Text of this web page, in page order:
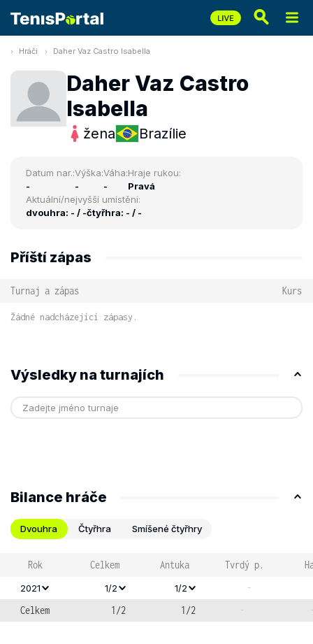
Hráči Daher Vaz Castro Isabella
Daher Vaz Castro
Isabella
žena Brazílie
Datum nar.:
-
Výška:
-
Váha:
-
Hraje rukou:
Pravá
Aktuální/nejvyšší umístění:
dvouhra: - / -čtyřhra: - / -
Příští zápas
Turnaj a zápas Kurs
Žádné nadcházející zápasy.
Výsledky na turnajích
Bilance hráče
Dvouhra Čtyřhra Smíšené čtyřhry
Rok Celkem Antuka Tvrdý p.
2021 1/2 1/2
-
Celkem
1/2 1/2 -